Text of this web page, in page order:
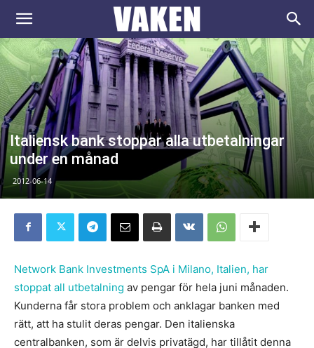
VAKEN.se
Italiensk bank stoppar alla utbetalningar
under en månad
2012-06-14
Network Bank Investments SpA i Milano, Italien, har
stoppat all utbetalning av pengar för hela juni månaden.
Kunderna får stora problem och anklagar banken med
rätt, att ha stulit deras pengar. Den italienska
centralbanken, som är delvis privatägd, har tillåtit denna